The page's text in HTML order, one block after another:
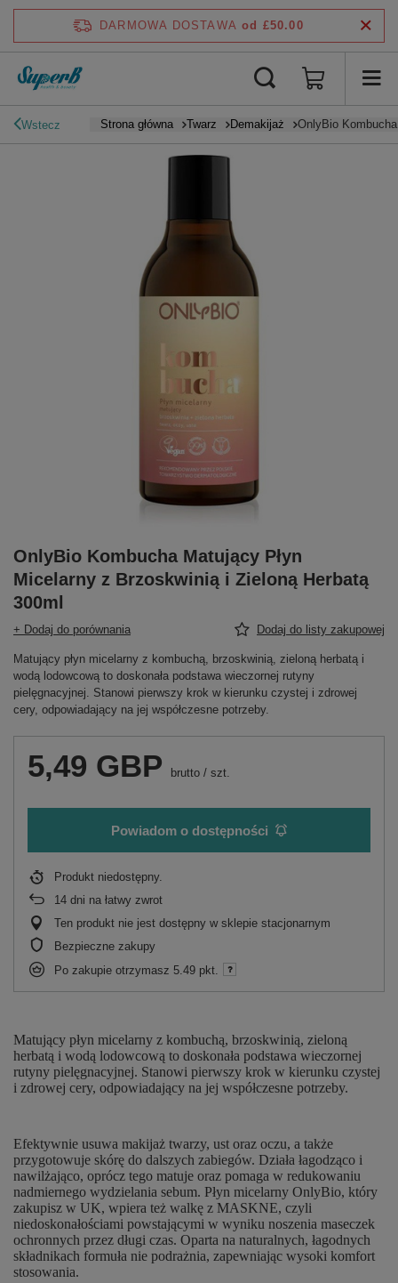
DARMOWA DOSTAWA od £50.00
Wstecz Strona główna Twarz Demakijaż OnlyBio
OnlyBio Kombucha Matujący Płyn
Micelarny z Brzoskwinią i Zieloną Herbatą
300ml
+ Dodaj do porównania Dodaj do listy zakupowej
Matujący płyn micelarny z kombuchą, brzoskwinią, zieloną herbatą i
wodą lodowcową to doskonała podstawa wieczornej rutyny
pielęgnacyjnej. Stanowi pierwszy krok w kierunku czystej i zdrowej
cery, odpowiadający na jej współczesne potrzeby.
5,49 GBP brutto / szt.
Powiadom o dostępności
Produkt niedostępny
14 dni na łatwy zwrot
Ten produkt nie jest dostępny w sklepie stacjonarnym
Bezpieczne zakupy
Po zakupie otrzymasz 5.49 pkt.
Matujący płyn micelarny z kombuchą, brzoskwinią, zieloną
herbatą i wodą lodowcową to doskonała podstawa wieczornej
rutyny pielęgnacyjnej. Stanowi pierwszy krok w kierunku czystej
i zdrowej cery, odpowiadający na jej współczesne potrzeby.
Efektywnie usuwa makijaż twarzy, ust oraz oczu, a także
przygotowuje skórę do dalszych zabiegów. Działa łagodząco i
nawilżająco, oprócz tego matuje oraz pomaga w redukowaniu
nadmiernego wydzielania sebum. Płyn micelarny OnlyBio, który
zakupisz w UK, wpiera też walkę z MASKNE, czyli
niedoskonałościami powstającymi w wyniku noszenia maseczek
ochronnych przez długi czas. Oparta na naturalnych, łagodnych
składnikach formuła nie podrażnia, zapewniając wysoki komfort
stosowania.